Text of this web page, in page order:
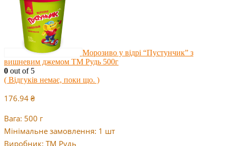
Морозиво у відрі “Пустунчик” з
вишневим джемом ТМ Рудь 500г
0 out of 5
( Відгуків немає, поки що. )
176.94 ₴
Вага: 500 г
Мінімальне замовлення: 1 шт
Виробник: ТМ Рудь